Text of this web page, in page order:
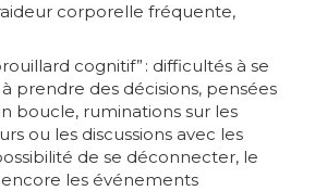
corporelle fréquente,
cognitif” : difficultés à se
prendre des décisions, pensées
boucle, ruminations sur les
ou les discussions avec les
de se déconnecter, le
les événements